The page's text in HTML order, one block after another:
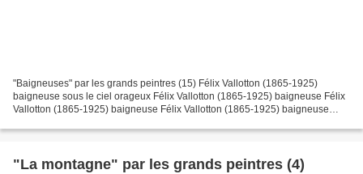
"Baigneuses" par les grands peintres (15) Félix Vallotton (1865-1925)
baigneuse sous le ciel orageux Félix Vallotton (1865-1925) baigneuse Félix
Vallotton (1865-1925) baigneuse Félix Vallotton (1865-1925) baigneuse
"La montagne" par les grands peintres (4)